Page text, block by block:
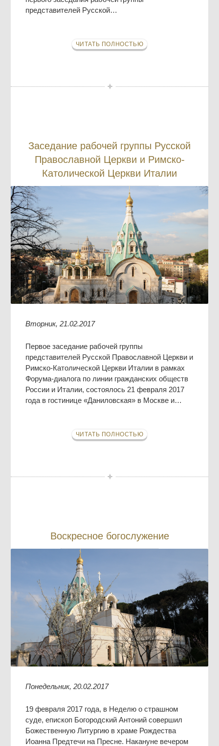
представителей Русской…
ЧИТАТЬ ПОЛНОСТЬЮ
Заседание рабочей группы Русской
Православной Церкви и Римско-
Католической Церкви Италии
Вторник, 21.02.2017
Первое заседание рабочей группы
представителей Русской Православной Церкви и
Римско-Католической Церкви Италии в рамках
Форума-диалога по линии гражданских обществ
России и Италии, состоялось 21 февраля 2017
года в гостинице «Даниловская» в Москве и…
ЧИТАТЬ ПОЛНОСТЬЮ
Воскресное богослужение
Понедельник, 20.02.2017
19 февраля 2017 года, в Неделю о страшном
суде, епископ Богородский Антоний совершил
Божественную Литургию в храме Рождества
Иоанна Предтечи на Пресне. Накануне вечером